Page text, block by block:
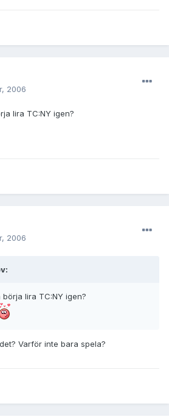
2006
lira TC:NY igen?
2006
lira TC:NY igen?
Varför inte bara spela?